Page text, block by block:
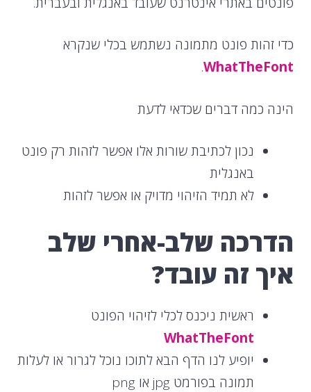
כדי זהות פונט מתמונה נשתמש בכלי שנקרא
WhatTheFont
.
הינה כמה דברים שכדאי לדעת
נכון לכתיבת שורות אלו אפשר לזהות רק פונט
באנגלית
לא תמיד הזיהוי מדויק או אפשר לזהות
הדרכה שלב-אחרי שלב
איך זה עובד?
ראשית ניכנס לכלי לזיהוי הפונט
WhatTheFont
יופיע לנו הדף הבא לתוכו נוכל לגרור או לעלות
תמונה בפורמט jpg או png